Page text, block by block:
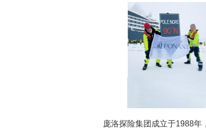
庞洛探险集团成立于1988年